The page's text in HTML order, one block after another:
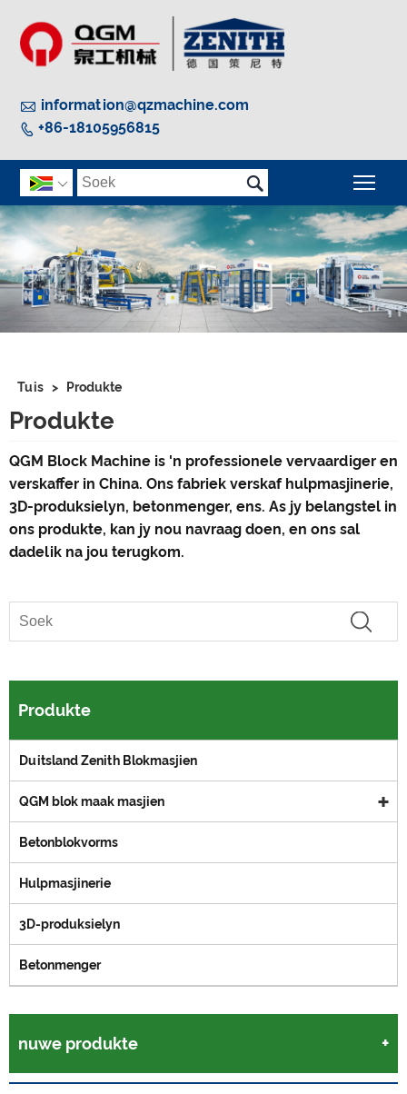
 information@qzmachine.com
 +86-18105956815
 
Tuis > Produkte
Produkte
QGM Block Machine is 'n professionele vervaardiger en
verskaffer in China. Ons fabriek verskaf hulpmasjinerie,
3D-produksielyn, betonmenger, ens. As jy belangstel in
ons produkte, kan jy nou navraag doen, en ons sal
dadelik na jou terugkom.
Produkte
Duitsland Zenith Blokmasjien
QGM blok maak masjien
Betonblokvorms
Hulpmasjinerie
3D-produksielyn
Betonmenger
nuwe produkte